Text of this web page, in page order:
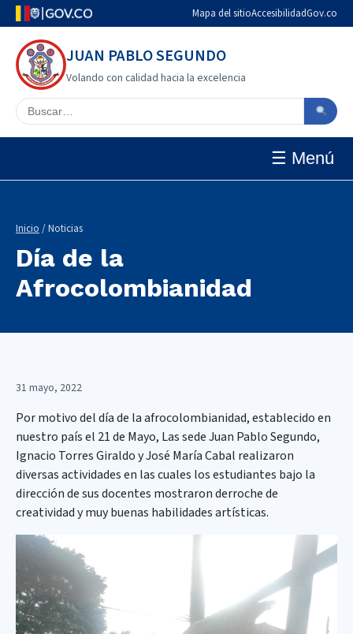
Mapa del sitioAccesibilidadGov.co
JUAN PABLO SEGUNDO
Volando con calidad hacia la excelencia
Buscar en el sitio
☰ Menú
Inicio / Noticias
Día de la
Afrocolombianidad
31 mayo, 2022
Por motivo del día de la afrocolombianidad, establecido en
nuestro país el 21 de Mayo, Las sede Juan Pablo Segundo,
Ignacio Torres Giraldo y José María Cabal realizaron
diversas actividades en las cuales los estudiantes bajo la
dirección de sus docentes mostraron derroche de
creatividad y muy buenas habilidades artísticas.